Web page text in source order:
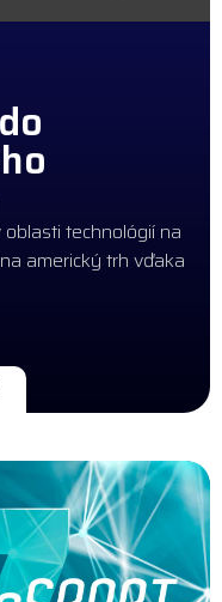
technológií na
americký trh vďaka